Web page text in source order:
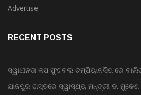
Advertise
RECENT POSTS
ସ୍ୱାଧୀନତା କପ ଫୁଟବଲ ଚମ୍ପିୟାନସିପ ରେ
ଯାଜପୁର ଗସ୍ତରେ ସ୍ୱାସ୍ଥ୍ୟ ମନ୍ତ୍ରୀ ଡ. ମୁକେଶ